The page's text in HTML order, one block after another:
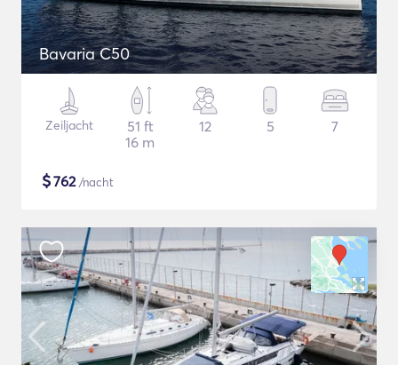
Bavaria C50
Zeiljacht
51 ft
16 m
12 5 7
$762/nacht